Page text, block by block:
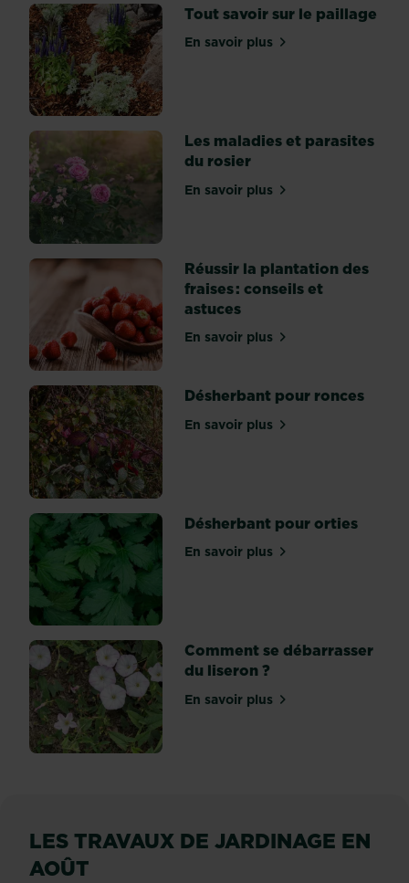
(Solanum
lycopersicum
)
donne
un
coup
d’éclat
à
nos
avec
ses
couleurs
pimpantes
rouge,
jaune,
orange,
même
ou
noire.
Pour
en
découvrir
toutes
les...
Tout savoir sur le paillage
En savoir plussur Tout savoir sur le
Les maladies et parasites
du rosier
En savoir plussur Les maladies et
Réussir la plantation des
fraises : conseils et
astuces
En savoir plussur Réussir la plantation
Désherbant pour ronces
En savoir plussur Désherbant pour
Désherbant pour orties
En savoir plussur Désherbant pour
Comment se débarrasser
du liseron ?
En savoir plussur Comment se
LES TRAVAUX DE JARDINAGE EN
AOÛT